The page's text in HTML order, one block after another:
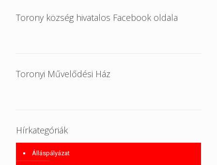
Torony község hivatalos Facebook oldala
Toronyi Művelődési Ház
Hírkategóriák
Álláspályázat